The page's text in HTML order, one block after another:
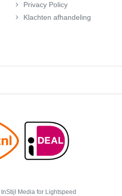
Privacy Policy
Klachten afhandeling
InStijl Media for Lightspeed